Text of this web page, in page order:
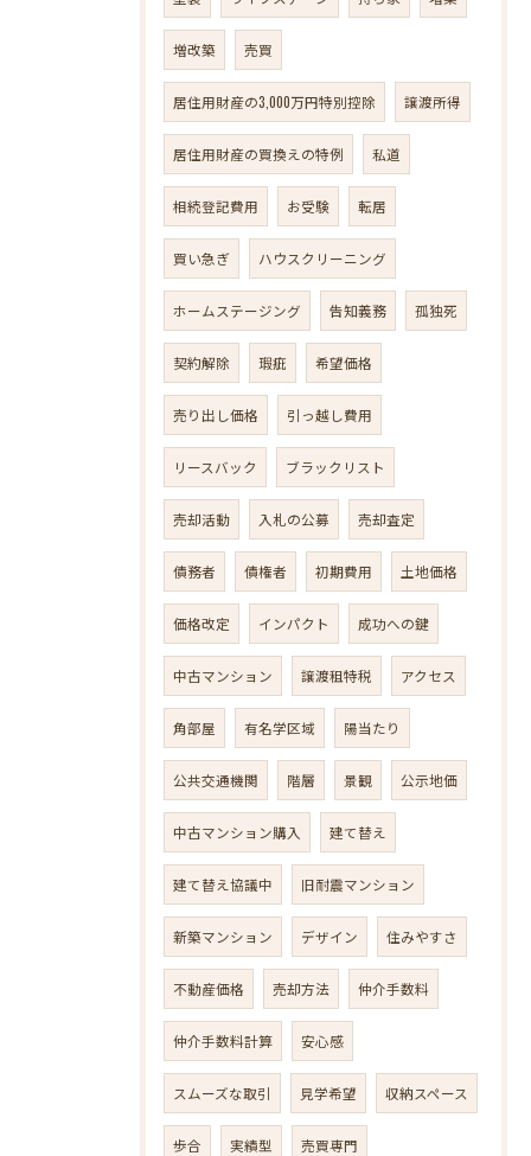
増改築 売買
居住用財産の3,000万円特別控除 譲渡所得
居住用財産の買換えの特例 私道
相続登記費用 お受験 転居
買い急ぎ ハウスクリーニング
ホームステージング 告知義務 孤独死
契約解除 瑕疵 希望価格
売り出し価格 引っ越し費用
リースバック ブラックリスト
売却活動 入札の公募 売却査定
債務者 債権者 初期費用 土地価格
価格改定 インパクト 成功への鍵
中古マンション 譲渡租特税 アクセス
角部屋 有名学区域 陽当たり
公共交通機関 階層 景観 公示地価
中古マンション購入 建て替え
建て替え協議中 旧耐震マンション
新築マンション デザイン 住みやすさ
不動産価格 売却方法 仲介手数料
仲介手数料計算 安心感
スムーズな取引 見学希望 収納スペース
歩合 実績型 売買専門